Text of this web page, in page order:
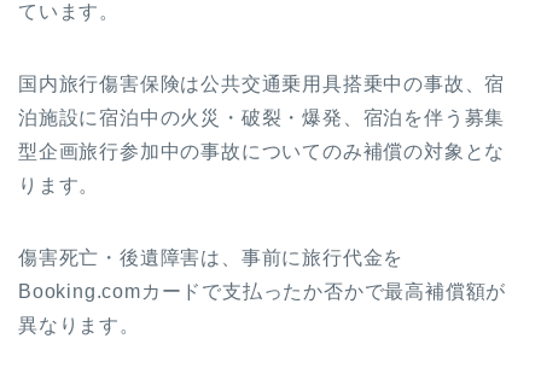
ています。
国内旅行傷害保険は公共交通乗用具搭乗中の事故、宿
泊施設に宿泊中の火災・破裂・爆発、宿泊を伴う募集
型企画旅行参加中の事故についてのみ補償の対象とな
ります。
傷害死亡・後遺障害は、事前に旅行代金を
Booking.comカードで支払ったか否かで最高補償額が
異なります。